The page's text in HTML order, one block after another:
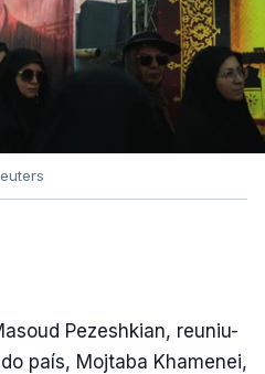
Pezeshkian, reuniu-
país, Mojtaba Khamenei,